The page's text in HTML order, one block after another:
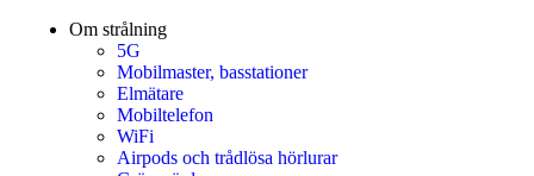
Om strålning
5G
Mobilmaster, basstationer
Elmätare
Mobiltelefon
WiFi
Airpods och trådlösa hörlurar